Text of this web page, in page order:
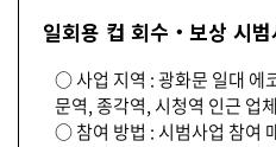
일회용 컵 회수‧보상 시범
○ 사업 지역 : 광화문 일대 에
문역, 종각역, 시청역 인근 업
○ 참여 방법 : 시범사업 참여